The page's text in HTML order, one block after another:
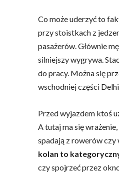
Co może uderzyć to
przy stoistkach z
pasażerów. Głównie
silniejszy wygrywa.
do pracy. Można się
wschodniej części
Przed wyjazdem ktoś
A tutaj ma się
spadają z rowerów czy
kolan to
czy spojrzeć przez